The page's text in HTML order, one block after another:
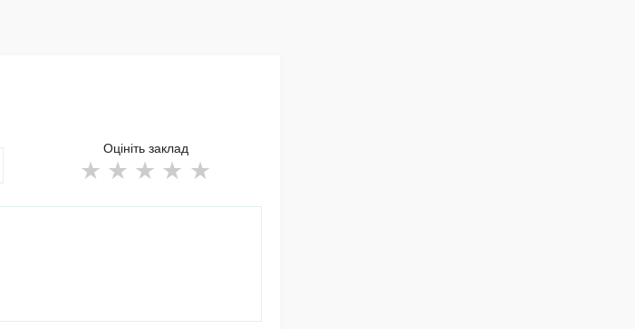
Оцініть заклад